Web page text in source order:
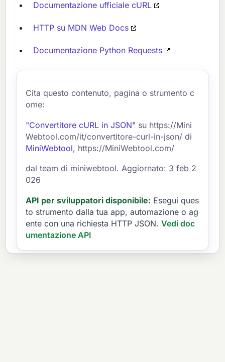
Documentazione ufficiale cURL
HTTP su MDN Web Docs
Documentazione Python Requests
Cita questo contenuto, pagina o strumento c
ome:
"Convertitore cURL in JSON" su https://Mini
Webtool.com/it/convertitore-curl-in-json/ di
MiniWebtool, https://MiniWebtool.com/
dal team di miniwebtool. Aggiornato: 3 feb 2
026
API per sviluppatori disponibile: Esegui ques
to strumento dalla tua app, automazione o ag
ente con una richiesta HTTP JSON. Vedi doc
umentazione API